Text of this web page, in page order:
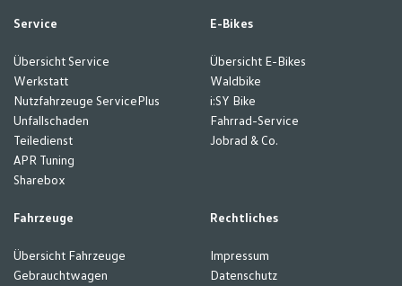
Service
Übersicht Service
Werkstatt
Nutzfahrzeuge ServicePlus
Unfallschaden
Teiledienst
APR Tuning
Sharebox
E-Bikes
Übersicht E-Bikes
Waldbike
i:SY Bike
Fahrrad-Service
Jobrad & Co.
Fahrzeuge
Übersicht Fahrzeuge
Gebrauchtwagen
Rechtliches
Impressum
Datenschutz